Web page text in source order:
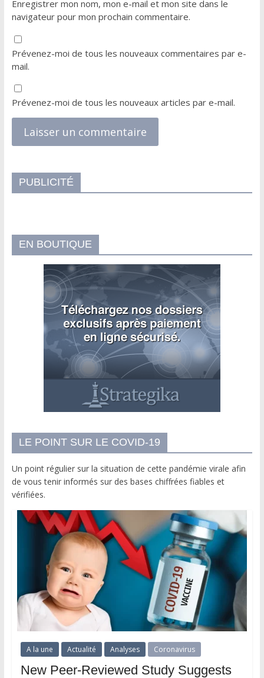
Enregistrer mon nom, mon e-mail et mon site dans le
navigateur pour mon prochain commentaire.
Prévenez-moi de tous les nouveaux commentaires par e-
mail.
Prévenez-moi de tous les nouveaux articles par e-mail.
PUBLICITÉ
EN BOUTIQUE
LE POINT SUR LE COVID-19
Un point régulier sur la situation de cette pandémie virale afin
de vous tenir informés sur des bases chiffrées fiables et
vérifiées.
A la une Actualité Analyses Coronavirus
New Peer-Reviewed Study Suggests